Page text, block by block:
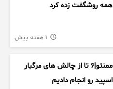
همه روشگفت زده کرد
ممنتو|۶ تا از چالش های مرگبار
اسپید رو انجام دادیم